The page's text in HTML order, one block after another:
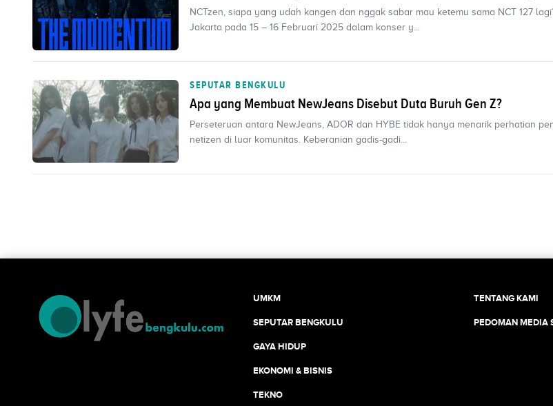
NCTzen, siapa yang udah kangen dan nggak sabar mau ketemu sama NCT 127
Jakarta pada 15 – 16 Februari 2025 dalam konser y...
SEPUTAR BENGKULU
Apa yang Membuat NewJeans Disebut Duta Buruh Gen Z?
Perseteruan antara NewJeans, ADOR dan HYBE tidak hanya menarik perhatian
netizen di luar komunitas. Keberanian gadis-gadi...
UMKM
SEPUTAR BENGKULU
GAYA HIDUP
EKONOMI & BISNIS
TEKNO
TENTANG KAMI
PEDOMAN MEDIA